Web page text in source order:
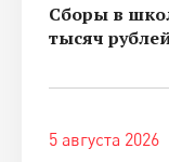
Сборы в
тысяч
5 августа 2026